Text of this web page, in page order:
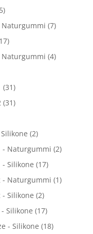
Naturgummi (7)
Naturgummi (4)
(31)
(31)
(2)
- Naturgummi (2)
- Silikone (17)
- Naturgummi (1)
- Silikone (2)
- Silikone (17)
- Silikone (18)